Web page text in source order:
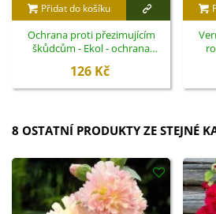
Přidat do košíku
Ochrana proti přezimujícím
škůdcům - Ekol - ochrana
126 Kč
8 OSTATNÍ PRODUKTY ZE STEJNÉ